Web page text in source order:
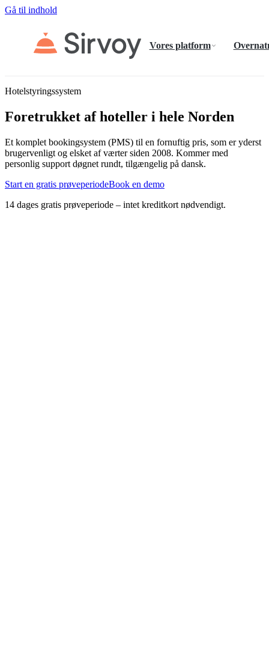
Gå til indhold
Vores platform
Hotelstyringssystem
Foretrukket af hoteller i hele Norden
Et komplet bookingsystem (PMS) til en fornuftig pris, som er yderst
brugervenligt og elsket af værter siden 2008. Kommer med
personlig support døgnet rundt, tilgængelig på dansk.
Start en gratis prøveperiodeBook en demo
14 dages gratis prøveperiode – intet kreditkort nødvendigt.